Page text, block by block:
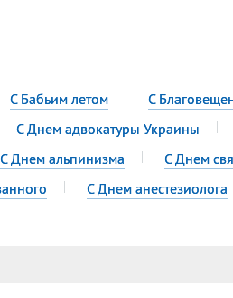
С Бабьим летом С
С Днем адвокатуры Украины
С Днем альпинизма
С Днем
С Днем анестезиолога